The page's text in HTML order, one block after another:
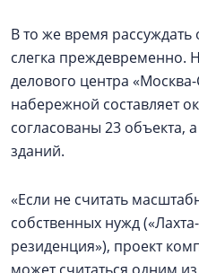
В то же время
слегка
делового центра
набережной составляет
согласованы 23 объекта,
зданий.
«Если не считать
собственных нужд
резиденция»), проект